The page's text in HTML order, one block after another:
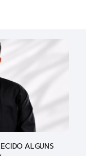
ALGUNS